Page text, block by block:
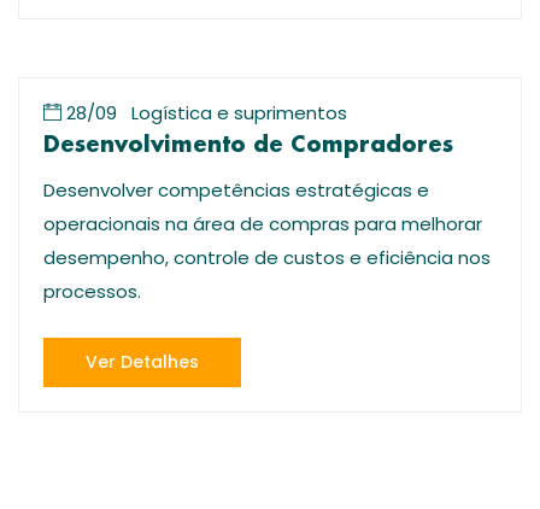
28/09 Logística e suprimentos
Desenvolvimento de Compradores
Desenvolver competências estratégicas e
operacionais na área de compras para melhorar
desempenho, controle de custos e eficiência nos
processos.
Ver Detalhes